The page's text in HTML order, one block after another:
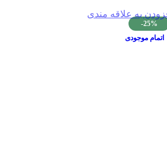
-25%
اتمام موجودی
به علاقه مندی